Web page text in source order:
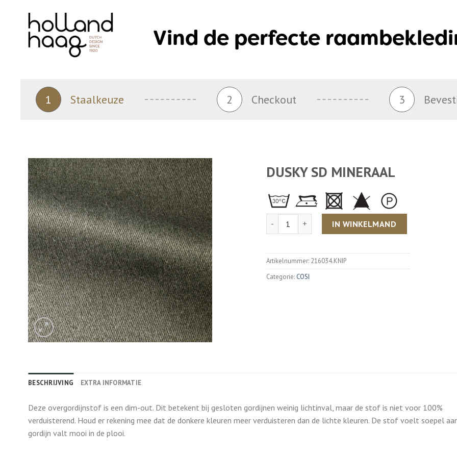
Vind de perfecte
1 Staalkeuze 2 Checkout 3
DUSKY SD MINERAAL
IN WINKELMAND
Artikelnummer: 216034.KNIP
Categorie: COSI
BESCHRIJVING EXTRA INFORMATIE
Deze overgordijnstof is een dim-out. Dit betekent bij gesloten gordijnen weinig lichtinval, maar de stof is niet voor 100%
verduisterend. Houd er rekening mee dat de donkere kleuren meer verduisteren dan de lichte kleuren. De stof voelt soepel
gordijn valt mooi in de plooi.